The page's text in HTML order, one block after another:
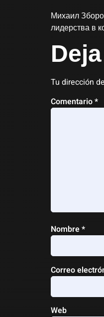
Михаил
лидерства в
Tu dirección
Comentario*
Nombre*
Correo
Web